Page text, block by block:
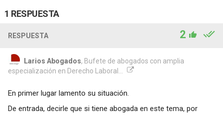
1 RESPUESTA
RESPUESTA 2
Larios Abogados, Bufete de abogados con amplia
especialización en Derecho Laboral...
En primer lugar lamento su situación.
De entrada, decirle que si tiene abogada en este tema, por